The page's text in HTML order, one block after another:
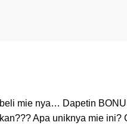
beli mie nya… Dapetin
kan??? Apa uniknya mie ini?